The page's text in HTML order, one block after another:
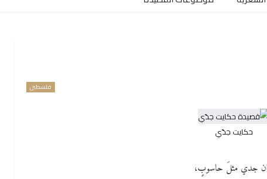
فلسطين
حكايت جدّي
جدي مثلَ حاسوبٍ،